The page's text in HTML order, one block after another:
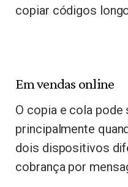
copiar códigos
Em vendas online
O copia e cola
principalmente
dois dispositivos
cobrança por